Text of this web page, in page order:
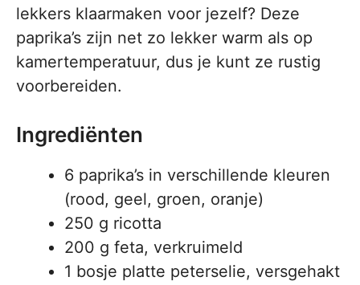
lekkers klaarmaken voor jezelf? Deze
paprika’s zijn net zo lekker warm als op
kamertemperatuur, dus je kunt ze rustig
voorbereiden.
Ingrediënten
6 paprika’s in verschillende kleuren
(rood, geel, groen, oranje)
250 g ricotta
200 g feta, verkruimeld
1 bosje platte peterselie, versgehakt